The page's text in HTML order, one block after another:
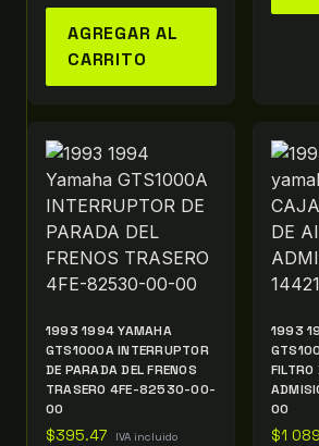
AGREGAR AL
CARRITO
1993 1994 YAMAHA
GTS1000A INTERRUPTOR
DE PARADA DEL FRENOS
TRASERO 4FE-82530-00-
00
$395.47 IVA incluido
1993
FILTRO
00
$1